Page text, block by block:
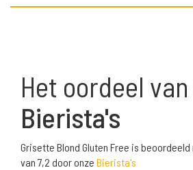
Het oordeel
Bierista's
Grisette Blond Gluten Free is
van 7,2 door onze Bierista's